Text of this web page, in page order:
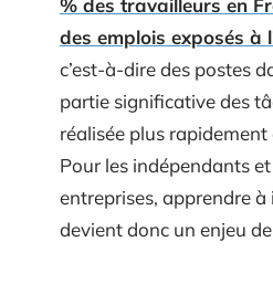
% des travailleurs en
des emplois exposés à
c’est-à-dire des postes
partie significative des
réalisée plus rapidement
Pour les indépendants
entreprises, apprendre à
devient donc un enjeu